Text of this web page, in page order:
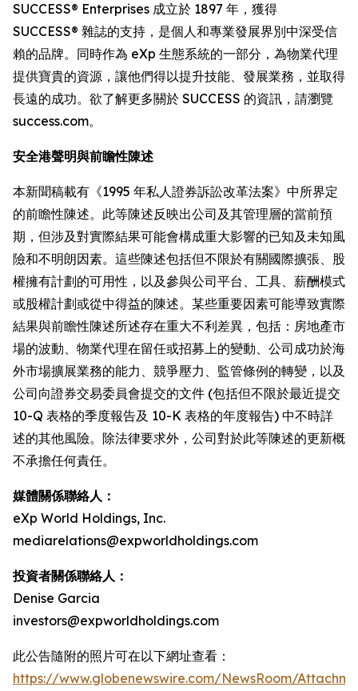
SUCCESS® Enterprises 成立於 1897 年，獲得
SUCCESS® 雜誌的支持，是個人和專業發展界別中深受信
賴的品牌。同時作為 eXp 生態系統的一部分，為物業代理
提供寶貴的資源，讓他們得以提升技能、發展業務，並取得
長遠的成功。欲了解更多關於 SUCCESS 的資訊，請瀏覽
success.com。
安全港聲明與前瞻性陳述
本新聞稿載有《1995 年私人證券訴訟改革法案》中所界定
的前瞻性陳述。此等陳述反映出公司及其管理層的當前預
期，但涉及對實際結果可能會構成重大影響的已知及未知風
險和不明朗因素。這些陳述包括但不限於有關國際擴張、股
權擁有計劃的可用性，以及參與公司平台、工具、薪酬模式
或股權計劃或從中得益的陳述。某些重要因素可能導致實際
結果與前瞻性陳述所述存在重大不利差異，包括：房地產市
場的波動、物業代理在留任或招募上的變動、公司成功於海
外市場擴展業務的能力、競爭壓力、監管條例的轉變，以及
公司向證券交易委員會提交的文件 (包括但不限於最近提交
10-Q 表格的季度報告及 10-K 表格的年度報告) 中不時詳
述的其他風險。除法律要求外，公司對於此等陳述的更新概
不承擔任何責任。
媒體關係聯絡人：
eXp World Holdings, Inc.
mediarelations@expworldholdings.com
投資者關係聯絡人：
Denise Garcia
investors@expworldholdings.com
此公告隨附的照片可在以下網址查看：
https://www.globenewswire.com/NewsRoom/